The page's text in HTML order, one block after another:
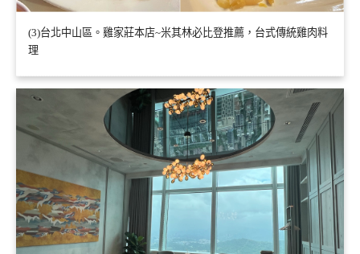
(3)台北中山區。雞家莊本店~米其林必比登推薦，台式傳統雞肉料
理